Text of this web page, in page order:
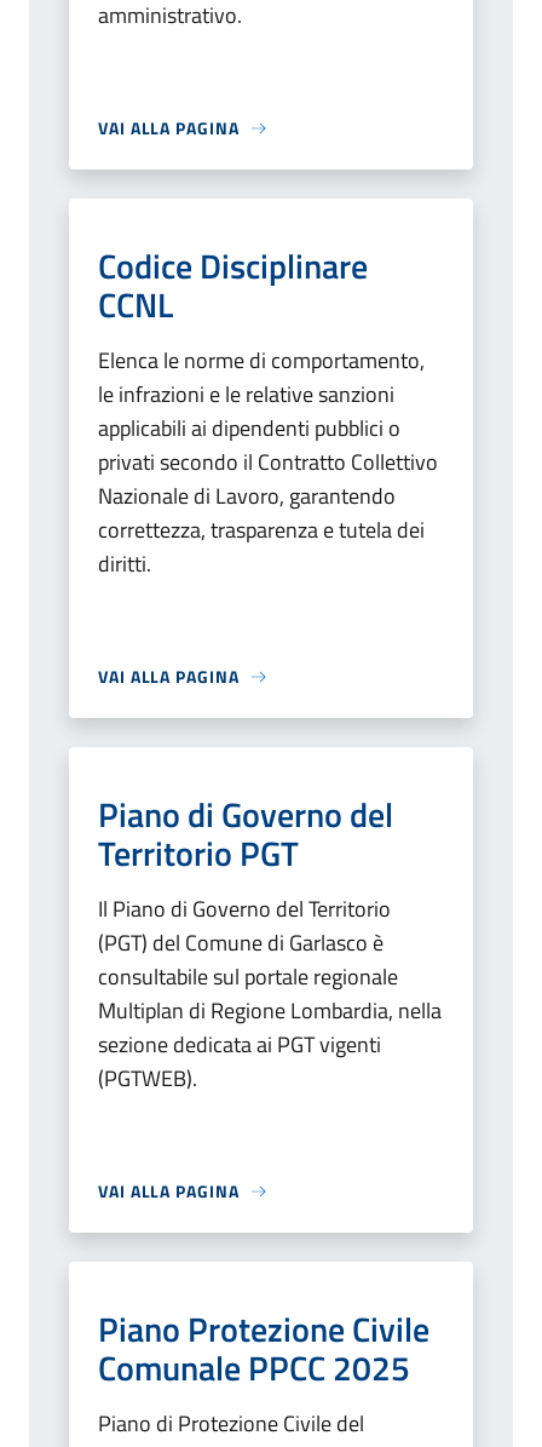
amministrativo.
VAI ALLA PAGINA
Codice Disciplinare
CCNL
Elenca le norme di comportamento,
le infrazioni e le relative sanzioni
applicabili ai dipendenti pubblici o
privati secondo il Contratto Collettivo
Nazionale di Lavoro, garantendo
correttezza, trasparenza e tutela dei
diritti.
VAI ALLA PAGINA
Piano di Governo del
Territorio PGT
Il Piano di Governo del Territorio
(PGT) del Comune di Garlasco è
consultabile sul portale regionale
Multiplan di Regione Lombardia, nella
sezione dedicata ai PGT vigenti
(PGTWEB).
VAI ALLA PAGINA
Piano Protezione Civile
Comunale PPCC 2025
Piano di Protezione Civile del